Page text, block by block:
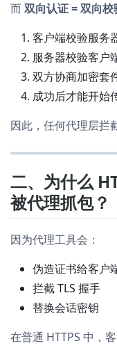
而 双向认证 = 双向校
客户端校验服务
服务器校验客户
双方协商加密套
成功后才能开始
因此，任何代理层拦
二、为什么
被代理抓包？
因为代理工具会：
伪造证书给客户
拦截 TLS 握手
替换会话密钥
在普通 HTTPS 中，